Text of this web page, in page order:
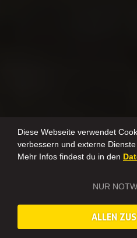
Diese Webseite verwendet
verbessern und externe
Mehr Infos findest du in den
NUR
ALLEN